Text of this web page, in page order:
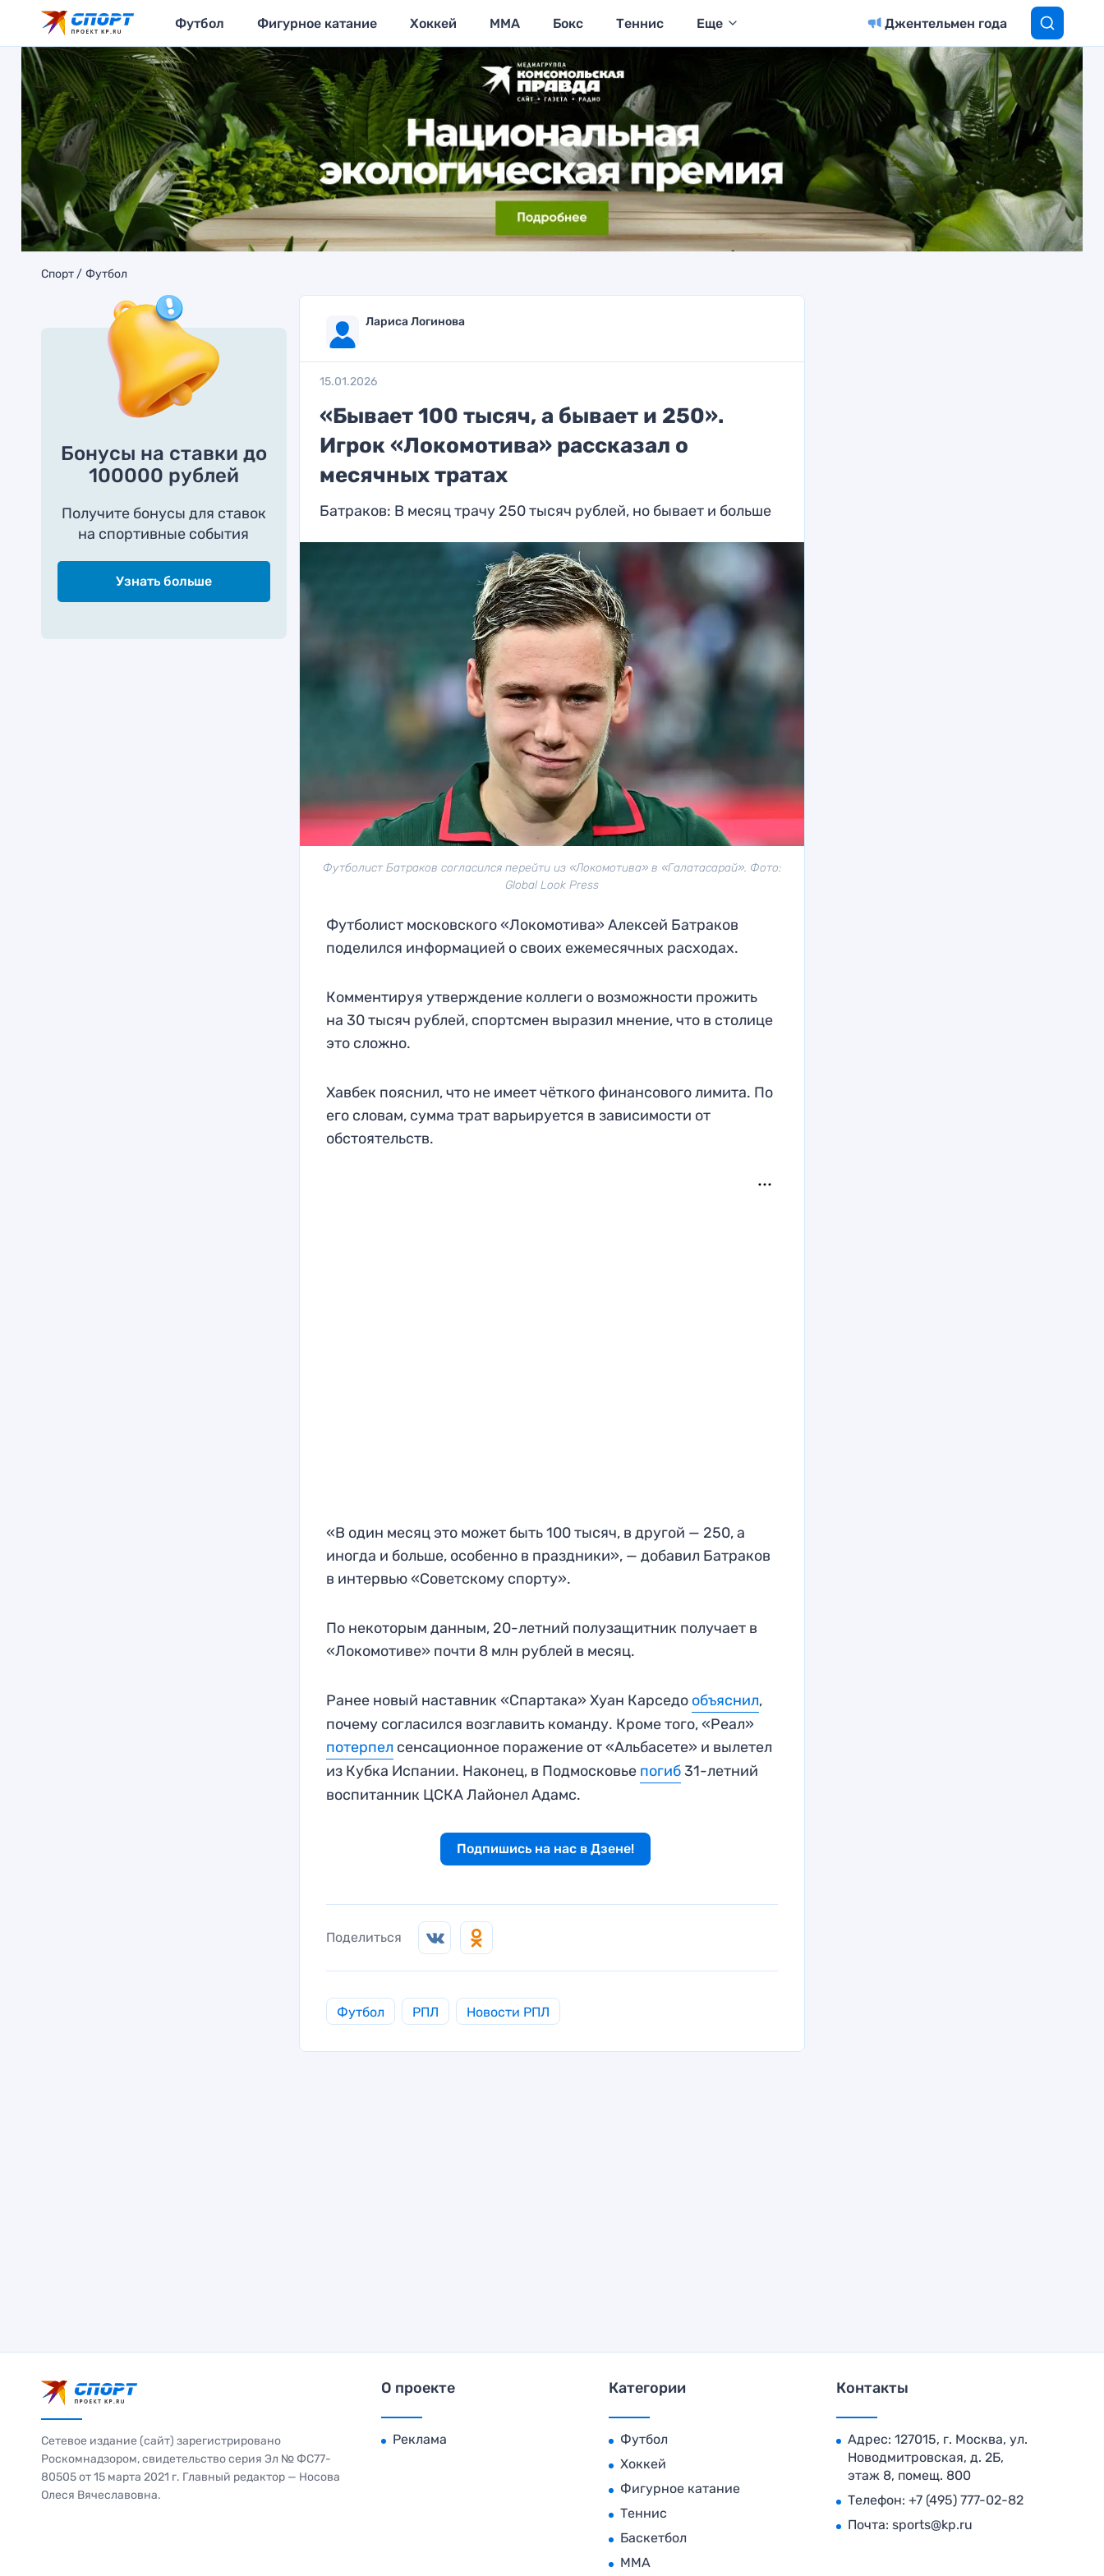
Футбол Фигурное катание Хоккей MMA Бокс Теннис Еще Джентельмен года
Спорт Футбол
Бонусы на ставки до
100000 рублей
Получите бонусы для ставок
на спортивные события
Узнать больше
Лариса Логинова
15.01.2026
«Бывает 100 тысяч, а бывает и 250».
Игрок «Локомотива» рассказал о
месячных тратах
Батраков: В месяц трачу 250 тысяч рублей, но бывает и больше
Футболист Батраков согласился перейти из «Локомотива» в «Галатасарай». Фото:
Global Look Press
Футболист московского «Локомотива» Алексей Батраков
поделился информацией о своих ежемесячных расходах.
Комментируя утверждение коллеги о возможности прожить
на 30 тысяч рублей, спортсмен выразил мнение, что в столице
это сложно.
Хавбек пояснил, что не имеет чёткого финансового лимита. По
его словам, сумма трат варьируется в зависимости от
обстоятельств.
«В один месяц это может быть 100 тысяч, в другой — 250, а
иногда и больше, особенно в праздники», — добавил Батраков
в интервью «Советскому спорту».
По некоторым данным, 20-летний полузащитник получает в
«Локомотиве» почти 8 млн рублей в месяц.
Ранее новый наставник «Спартака» Хуан Карседо объяснил,
почему согласился возглавить команду. Кроме того, «Реал»
потерпел сенсационное поражение от «Альбасете» и вылетел
из Кубка Испании. Наконец, в Подмосковье погиб31-летний
воспитанник ЦСКА Лайонел Адамс.
Подпишись на нас в Дзене!
Поделиться
Футбол РПЛ Новости РПЛ
Сетевое издание (сайт) зарегистрировано
Роскомнадзором, свидетельство серия Эл № ФС77-
80505 от 15 марта 2021 г. Главный редактор — Носова
Олеся Вячеславовна.
О проекте
Реклама
Категории
Футбол
Хоккей
Фигурное катание
Теннис
Баскетбол
MMA
Контакты
Адрес: 127015, г. Москва, ул.
Новодмитровская, д. 2Б,
этаж 8, помещ. 800
Телефон: +7 (495) 777-02-82
Почта: sports@kp.ru